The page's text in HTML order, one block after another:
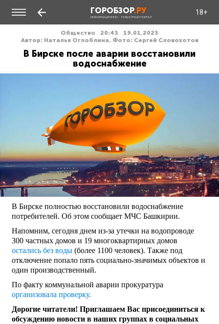
ГОРОБЗОР.РУ
ИНФОРМАЦИОННО - НОВОСТНОЙ ПОРТАЛ
18+
Общество 20:43
19.01.2023
Автор: Наталья Оглоблина. Фото: Сергей Словохотов
В Бирске после аварии восстановили
водоснабжение
В Бирске полностью восстановили водоснабжение
потребителей. Об этом сообщает МЧС Башкирии.
Напомним, сегодня днем из-за утечки на водопроводе
300 частных домов и 19 многоквартирных домов
остались без воды (более 1100 человек). Также под
отключение попало пять социально-значимых объектов и
один производственный.
По факту коммунальной аварии прокуратура
организовала проверку.
Дорогие читатели! Приглашаем Вас присоединиться к
обсуждению новости в наших группах в социальных